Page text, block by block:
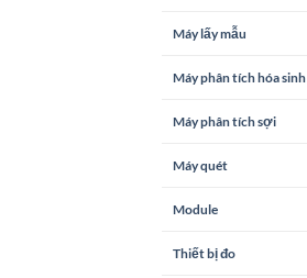
Máy lấy mẫu
Máy phân tích hóa sinh
Máy phân tích sợi
Máy quét
Module
Thiết bị đo